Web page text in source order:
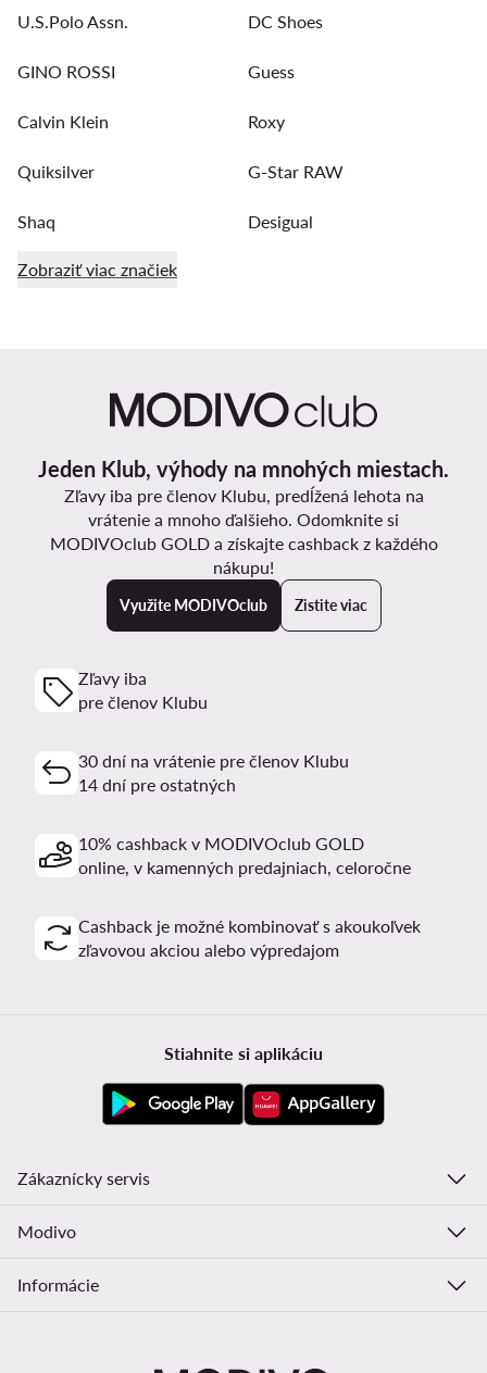
U.S.Polo Assn. DC Shoes
GINO ROSSI Guess
Calvin Klein Roxy
Quiksilver G-Star RAW
Shaq Desigual
Zobraziť viac značiek
Jeden Klub, výhody na mnohých miestach.
Zľavy iba pre členov Klubu, predĺžená lehota na
vrátenie a mnoho ďalšieho. Odomknite si
MODIVOclub GOLD a získajte cashback z každého
nákupu!
Využite MODIVOclub Zistite viac
Zľavy iba
pre členov Klubu
30 dní na vrátenie pre členov Klubu
14 dní pre ostatných
10% cashback v MODIVOclub GOLD
online, v kamenných predajniach, celoročne
Cashback je možné kombinovať s akoukoľvek
zľavovou akciou alebo výpredajom
Stiahnite si aplikáciu
Zákaznícky servis
Modivo
Informácie